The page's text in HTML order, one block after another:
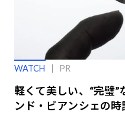
WATCH PR
軽くて美しい、“完璧
ンド・ビアンシェの